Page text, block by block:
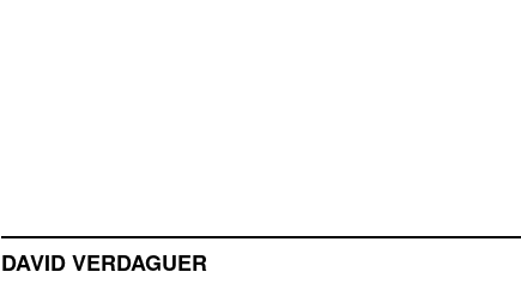
DAVID VERDAGUER